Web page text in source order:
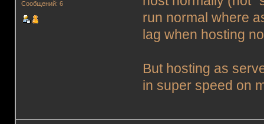
Сообщений: 6
run normal where
lag when hosting
But hosting as
in super speed on